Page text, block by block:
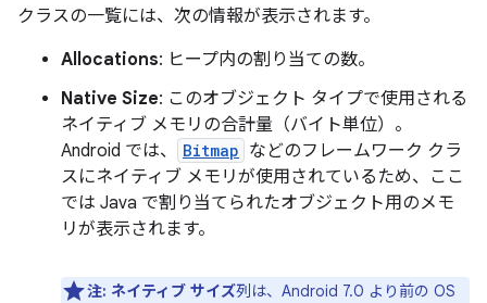
クラスの一覧には、次の情報が表示されます。
Allocations: ヒープ内の割り当ての数。
Native Size: このオブジェクト タイプで使用される
ネイティブ メモリの合計量（バイト単位）。
Android では、
Bitmap などのフレームワーク クラ
スにネイティブ メモリが使用されているため、ここ
では Java で割り当てられたオブジェクト用のメモ
リが表示されます。
注: ネイティブ サイズ列は、Android 7.0 より前の OS